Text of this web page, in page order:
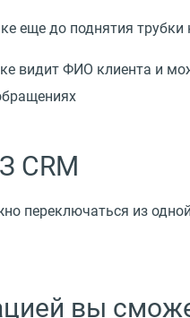
еще до поднятия
видит ФИО клиента и
CRM
переключаться из
вы